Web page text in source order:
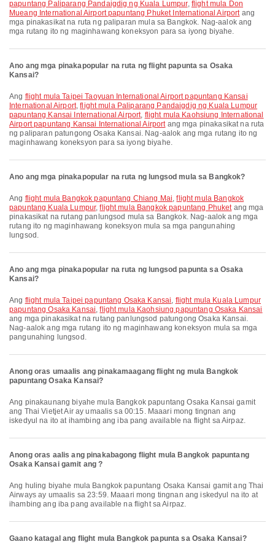
papuntang Paliparang Pandaigdig ng Kuala Lumpur, flight mula Don
Mueang International Airport papuntang Phuket International Airportang
mga pinakasikat na ruta ng paliparan mula sa Bangkok. Nag-aalok ang
mga rutang ito ng maginhawang koneksyon para sa iyong biyahe.
Ano ang mga pinakapopular na ruta ng flight papunta sa Osaka
Kansai?
Ang flight mula Taipei Taoyuan International Airport papuntang Kansai
International Airport,flight mula Paliparang Pandaigdig ng Kuala Lumpur
papuntang Kansai International Airport, flight mula Kaohsiung International
Airport papuntang Kansai International Airportang mga pinakasikat na ruta
ng paliparan patungong Osaka Kansai. Nag-aalok ang mga rutang ito ng
maginhawang koneksyon para sa iyong biyahe.
Ano ang mga pinakapopular na ruta ng lungsod mula sa Bangkok?
Ang flight mula Bangkok papuntang Chiang Mai,flight mula Bangkok
papuntang Kuala Lumpur,flight mula Bangkok papuntang Phuketang mga
pinakasikat na rutang panlungsod mula sa Bangkok. Nag-aalok ang mga
rutang ito ng maginhawang koneksyon mula sa mga pangunahing
lungsod.
Ano ang mga pinakapopular na ruta ng lungsod papunta sa Osaka
Kansai?
Ang flight mula Taipei papuntang Osaka Kansai, flight mula Kuala Lumpur
papuntang Osaka Kansai,flight mula Kaohsiung papuntang Osaka Kansai
ang mga pinakasikat na rutang panlungsod patungong Osaka Kansai.
Nag-aalok ang mga rutang ito ng maginhawang koneksyon mula sa mga
pangunahing lungsod.
Anong oras umaalis ang pinakamaagang flight ng mula Bangkok
papuntang Osaka Kansai?
Ang pinakaunang biyahe mula Bangkok papuntang Osaka Kansai gamit
ang Thai Vietjet Air ay umaalis sa 00:15. Maaari mong tingnan ang
iskedyul na ito at ihambing ang iba pang available na flight sa Airpaz.
Anong oras aalis ang pinakabagong flight mula Bangkok papuntang
Osaka Kansai gamit ang ?
Ang huling biyahe mula Bangkok papuntang Osaka Kansai gamit ang Thai
Airways ay umaalis sa 23:59. Maaari mong tingnan ang iskedyul na ito at
ihambing ang iba pang available na flight sa Airpaz.
Gaano katagal ang flight mula Bangkok papunta sa Osaka Kansai?